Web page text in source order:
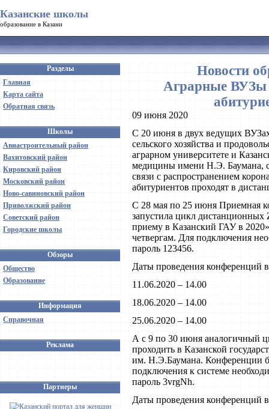
Казанские школы
образование в Казани
Разделы
Главная
Карта сайта
Обратная связь
Школы
Авиастроительный район
Вахитовский район
Кировский район
Московский район
Ново-савиновский район
Приволжский район
Советский район
Городские школы
Обзоры
Общество
Образование
Информация
Справочная
Реклама
Партнеры
Новости
Аграрные ВУЗы
09 июня 2020
С 20 июня в двух ведущих
сельского хозяйства и
аграрном университете и
медицины имени Н.Э. Баумана,
связи с распространением
абитуриентов проходят в
С 28 мая по 25 июня Приемная
запустила цикл
приему в Казанский ГАУ в
четвергам. Для подключения
пароль 123456.
Даты проведения конференций
11.06.2020 – 14.00
18.06.2020 – 14.00
25.06.2020 – 14.00
А с 9 по 30 июня аналогичный
проходить в Казанской
им. Н.Э.Баумана. Конференции
подключения к системе
пароль 3vrgNh.
Даты проведения конференций